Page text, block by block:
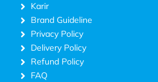
Karir
Brand Guideline
Privacy Policy
Delivery Policy
Refund Policy
FAQ